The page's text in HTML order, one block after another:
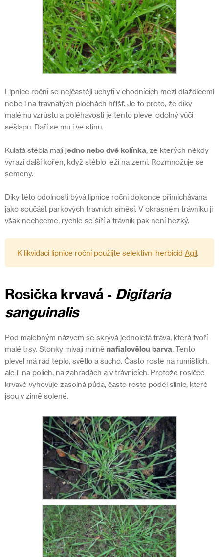
Lipnice roční se nejčastěji uchytí v chodnících mezi dlaždicemi
nebo i na travnatých plochách hřišť. Je to proto, že díky
malému vzrůstu a poléhavosti je tento plevel odolný vůči
sešlapu. Daří se mu i ve stínu.
Kulatá stébla majíjedno nebo dvě kolínka, ze kterých někdy
vyrazí další kořen, když stéblo leží na zemi. Rozmnožuje se
semeny.
Díky této odolnosti bývá lipnice roční dokonce přimíchávána
jako součást parkových travních směsí. V okrasném trávníku ji
však nechceme, rychle se šíří a trávník pak není hezký.
K likvidaci lipnice roční použijte selektivní herbicid Agil.
Rosička krvavá - Digitaria
sanguinalis
Pod malebným názvem se skrývá jednoletá tráva, která tvoří
malé trsy. Stonky mívají mírně nafialovělou barva. Tento
plevel má rád teplo, světlo a sucho. Často roste na rumištích,
ale i na polích, na zahradách a v trávnících. Protože rosičce
krvavé vyhovuje zasolná půda, často roste podél silnic, které
jsou v zimě solené.